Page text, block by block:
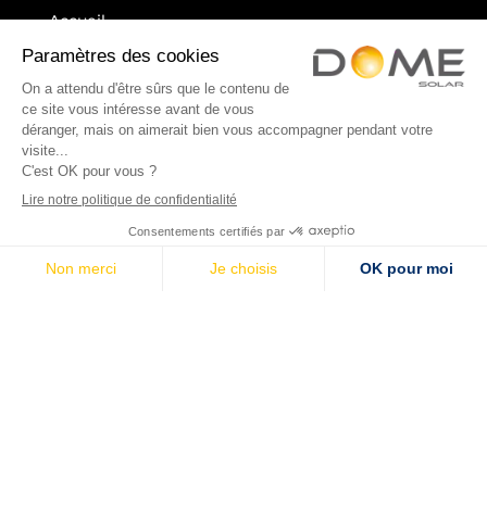
Accueil
Équipe
Choisir Dome Solar
Démarche RSE
Ressources
Blog
Contactez-nous